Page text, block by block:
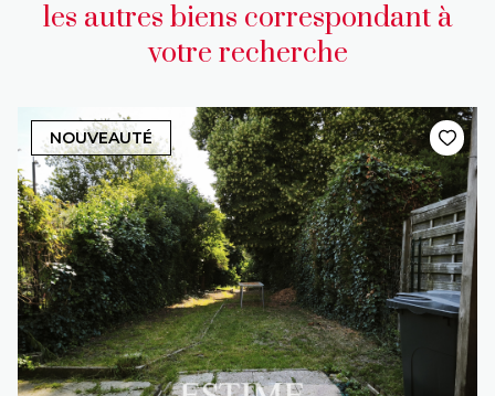
les autres biens correspondant à
votre recherche
NOUVEAUTÉ